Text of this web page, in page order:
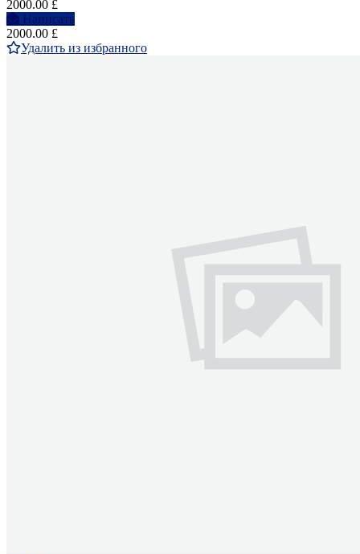
2000.00 £
Написать
2000.00 £
Удалить из избранного